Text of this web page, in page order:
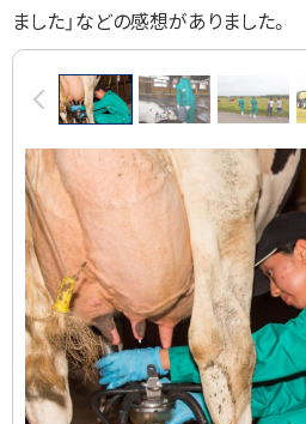
ました」などの感想がありました。
画
ラ
イ
ド
集
前へ